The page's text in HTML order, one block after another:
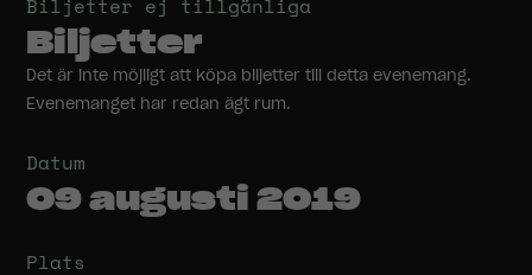
Biljetter ej tillgänliga
Biljetter
Det är inte möjligt att köpa biljetter till detta evenemang.
Evenemanget har redan ägt rum.
Datum
09 augusti 2019
Plats